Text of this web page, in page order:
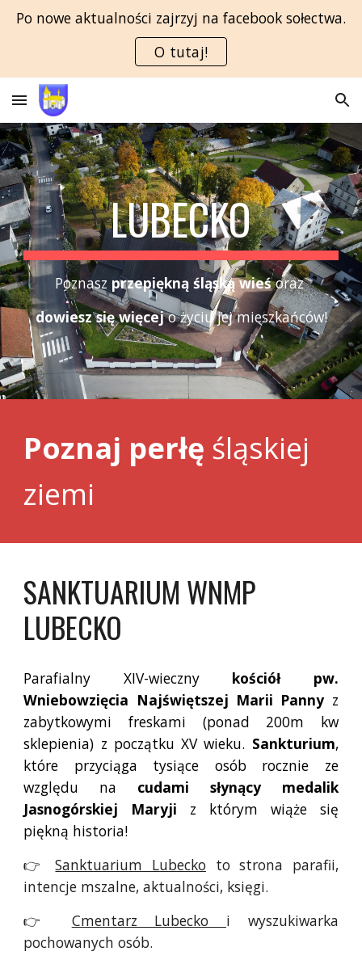
Po nowe aktualności zajrzyj na facebook sołectwa.
O tutaj!
LUBECKO
Poznasz przepiękną śląską wieśoraz
dowiesz się więcejo życiu jej mieszkańców!
Poznaj perłę śląskiej
ziemi
SANKTUARIUM WNMP
LUBECKO
Parafialny XIV-wieczny
kościół pw.
Wniebowzięcia Najświętszej Marii Pannyz
zabytkowymi freskami (ponad 200m kw
sklepienia) z początku XV wieku. Sankturium,
które przyciąga tysiące osób rocznie ze
względu na cudami słynący medalik
Jasnogórskiej Maryji z którym wiąże się
piękną historia!
👉Sanktuarium Lubecko to strona parafii,
intencje mszalne, aktualności, księgi.
👉 Cmentarz Lubecko i wyszukiwarka
pochowanych osób.